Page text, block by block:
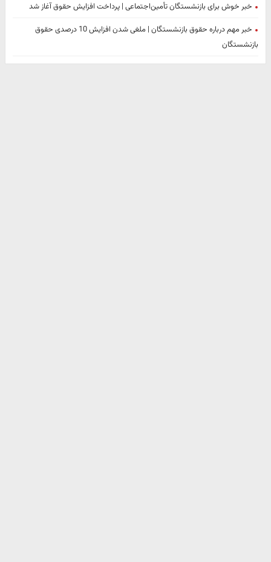
خبر خوش برای بازنشستگان تأمین‌اجتماعی | پرداخت افزایش حقوق آغاز شد
خبر مهم درباره حقوق بازنشستگان | ملغی شدن افزایش 10 درصدی حقوق
بازنشستگان